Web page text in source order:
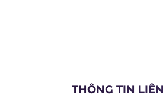
THÔNG TIN